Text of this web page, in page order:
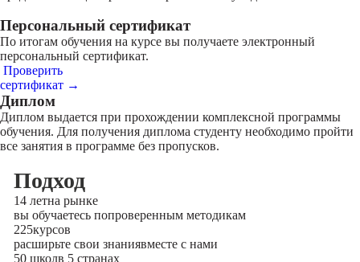
Персональный сертификат
По итогам обучения на курсе вы получаете электронный
персональный сертификат.
Проверить
сертификат →
Диплом
Диплом выдается при прохождении комплексной программы
обучения. Для получения диплома студенту необходимо пройти
все занятия в программе без пропусков.
Подход
14 летна рынке
вы обучаетесь попроверенным методикам
225курсов
расширьте свои знаниявместе с нами
50 школв 5 странах